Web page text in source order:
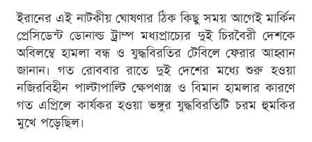
ইরানের এই নাটকীয় ঘোষণার ঠিক কিছু সময় আগেই মার্কিন
প্রেসিডেন্ট ডোনাল্ড ট্রাম্প মধ্যপ্রাচ্যের দুই চিরবৈরী দেশকে
অবিলম্বে হামলা বন্ধ ও যুদ্ধবিরতির টেবিলে ফেরার আহ্বান
জানান। গত রোববার রাতে দুই দেশের মধ্যে শুরু হওয়া
নজিরবিহীন পাল্টাপাল্টি ক্ষেপণাস্ত্র ও বিমান হামলার কারণে
গত এপ্রিলে কার্যকর হওয়া ভঙ্গুর যুদ্ধবিরতিটি চরম হুমকির
মুখে পড়েছিল।